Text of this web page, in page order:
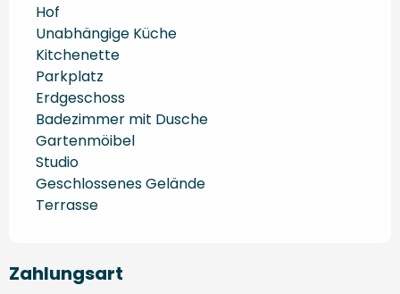
Hof
Unabhängige Küche
Kitchenette
Parkplatz
Erdgeschoss
Badezimmer mit Dusche
Gartenmöibel
Studio
Geschlossenes Gelände
Terrasse
Zahlungsart